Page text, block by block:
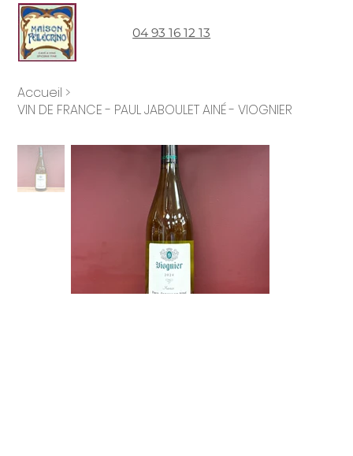
04 93 16 12 13
Accueil >
VIN DE FRANCE - PAUL JABOULET AINÉ - VIOGNIER